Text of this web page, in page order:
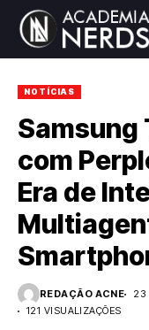
NOTÍCIAS
Samsung
com
Era de
REDAÇÃO ACNE 23
121 VISUALIZAÇÕES